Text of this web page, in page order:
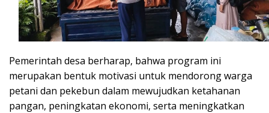
Pemerintah desa berharap, bahwa program ini
merupakan bentuk motivasi untuk mendorong warga
petani dan pekebun dalam mewujudkan ketahanan
pangan, peningkatan ekonomi, serta meningkatkan